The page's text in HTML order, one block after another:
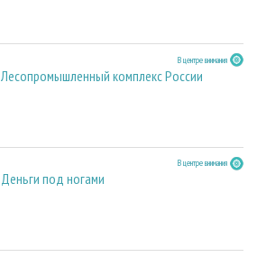
В центре внимания
Лесопромышленный комплекс России
В центре внимания
Деньги под ногами